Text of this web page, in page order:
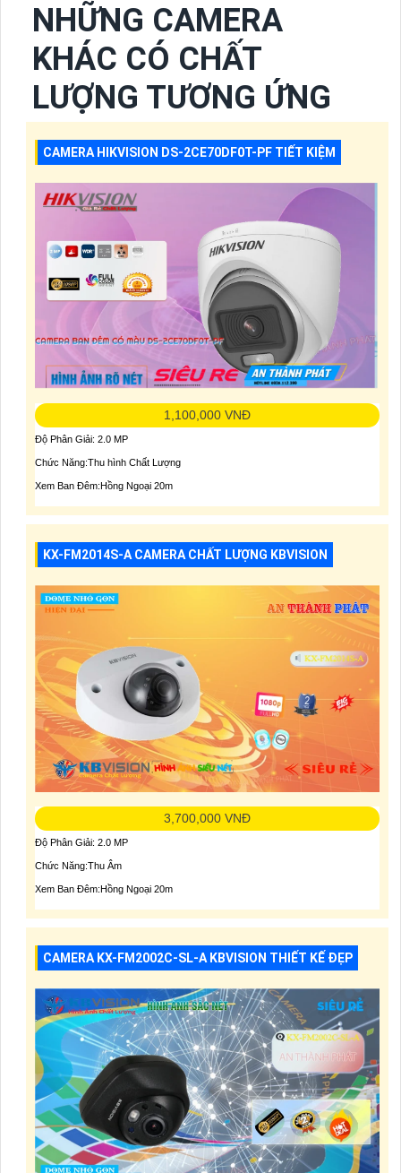
NHỮNG CAMERA
KHÁC CÓ CHẤT
LƯỢNG TƯƠNG ỨNG
CAMERA HIKVISION DS-2CE70DF0T-PF TIẾT KIỆM
1,100,000 VNĐ
Độ Phân Giải: 2.0 MP
Chức Năng:Thu hình Chất Lượng
Xem Ban Đêm:Hồng Ngoại 20m
KX-FM2014S-A CAMERA CHẤT LƯỢNG KBVISION
3,700,000 VNĐ
Độ Phân Giải: 2.0 MP
Chức Năng:Thu Âm
Xem Ban Đêm:Hồng Ngoại 20m
CAMERA KX-FM2002C-SL-A KBVISION THIẾT KẾ ĐẸP